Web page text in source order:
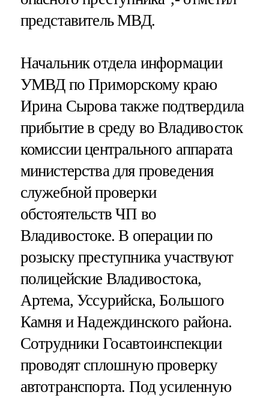
представитель МВД.
Начальник отдела информации
УМВД по Приморскому краю
Ирина Сырова также подтвердила
прибытие в среду во Владивосток
комиссии центрального аппарата
министерства для проведения
служебной проверки
обстоятельств ЧП во
Владивостоке. В операции по
розыску преступника участвуют
полицейские Владивостока,
Артема, Уссурийска, Большого
Камня и Надеждинского района.
Сотрудники Госавтоинспекции
проводят сплошную проверку
автотранспорта. Под усиленную